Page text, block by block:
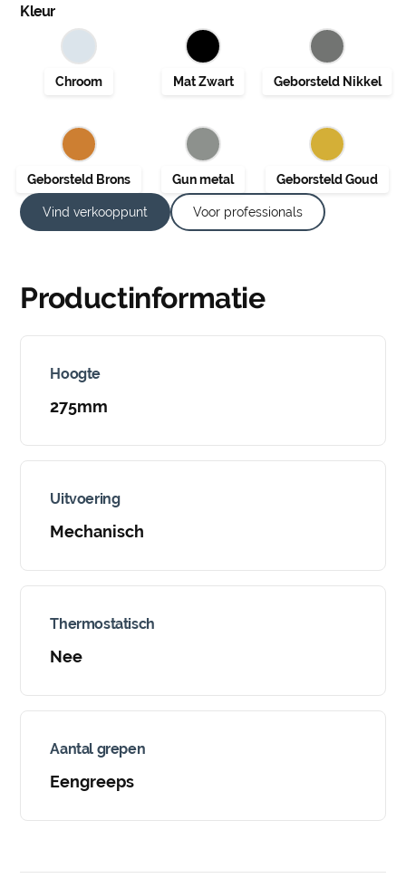
Kleur
Vind verkooppunt Voor professionals
Productinformatie
Hoogte
275mm
Uitvoering
Mechanisch
Thermostatisch
Nee
Aantal grepen
Eengreeps